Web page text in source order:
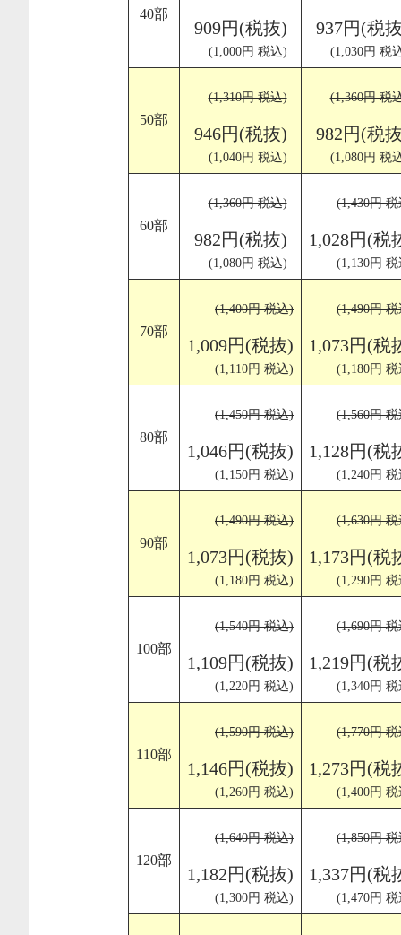
40部
909円(税抜)
(1,000円 税込)
937円(税
(1,030円 税
50部
(1,310円 税込)
946円(税抜)
(1,040円 税込)
(1,360円 税
982円(税
(1,080円 税
60部
(1,360円 税込)
982円(税抜)
(1,080円 税込)
(1,430円
1,028円(税
(1,130円
70部
(1,400円 税込)
1,009円(税抜)
(1,110円 税込)
(1,490円
1,073円(税
(1,180円
80部
(1,450円 税込)
1,046円(税抜)
(1,150円 税込)
(1,560円
1,128円(税
(1,240円
90部
(1,490円 税込)
1,073円(税抜)
(1,180円 税込)
(1,630円
1,173円(税
(1,290円
100部
(1,540円 税込)
1,109円(税抜)
(1,220円 税込)
(1,690円
1,219円(税
(1,340円
110部
(1,590円 税込)
1,146円(税抜)
(1,260円 税込)
(1,770円
1,273円(税
(1,400円
120部
(1,640円 税込)
1,182円(税抜)
(1,300円 税込)
(1,850円
1,337円(税
(1,470円